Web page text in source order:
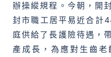
辦操縱規程。今朝，開
封市職工居平易近合計
庭供給了長護險待遇，
產成長，為應對生齒老